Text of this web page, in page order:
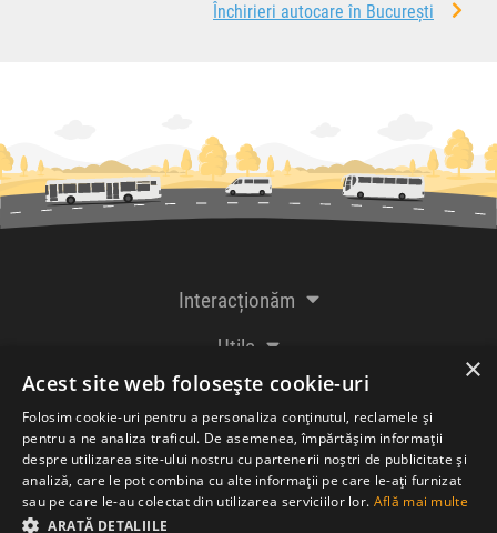
Închirieri autocare în București
Interacționăm
Utile
De la creatorii
Acceptăm plăți cu
×
Acest site web folosește cookie-uri
Folosim cookie-uri pentru a personaliza conținutul, reclamele și
pentru a ne analiza traficul. De asemenea, împărtășim informații
despre utilizarea site-ului nostru cu partenerii noștri de publicitate și
analiză, care le pot combina cu alte informații pe care le-ați furnizat
sau pe care le-au colectat din utilizarea serviciilor lor. Află mai multe
ARATĂ DETALIILE